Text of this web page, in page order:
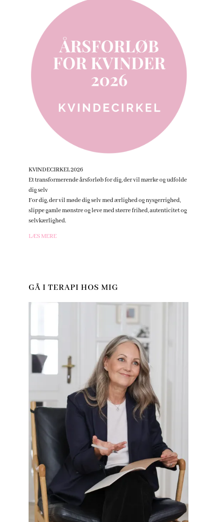
KVINDECIRKEL 2026
Et transformerende årsforløb for dig, der vil mærke og udfolde
dig selv
For dig, der vil møde dig selv med ærlighed og nysgerrighed,
slippe gamle mønstre og leve med større frihed, autenticitet og
selvkærlighed.
LÆS MERE
GÅ I TERAPI HOS MIG